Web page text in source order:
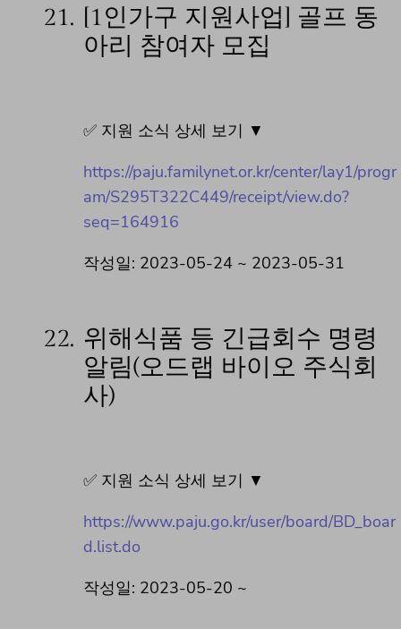
21. [1인가구 지원사업] 골프 동
아리 참여자 모집
✅ 지원 소식 상세 보기 ▼
https://paju.familynet.or.kr/center/lay1/progr
am/S295T322C449/receipt/view.do?
seq=164916
작성일: 2023-05-24 ~ 2023-05-31
22. 위해식품 등 긴급회수 명령
알림(오드랩 바이오 주식회
사)
✅ 지원 소식 상세 보기 ▼
https://www.paju.go.kr/user/board/BD_boar
d.list.do
작성일: 2023-05-20 ~